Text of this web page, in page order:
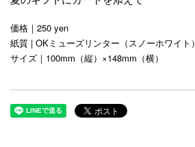
価格｜250 yen
紙質 | OKミューズリンター（スノーホワイト）
サイズ｜100mm（縦）×148mm（横）